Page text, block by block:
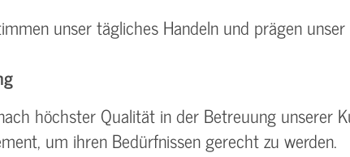
unser tägliches Handeln und prägen
höchster Qualität in der Betreuung unserer
um ihren Bedürfnissen gerecht zu werden.